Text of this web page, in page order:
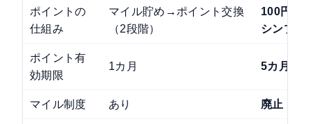
ポイントの
仕組み
マイル貯め→ポイント交換
（2段階）
100円
シンプル
ポイント有
効期限
1カ月 5カ月
マイル制度 あり 廃止